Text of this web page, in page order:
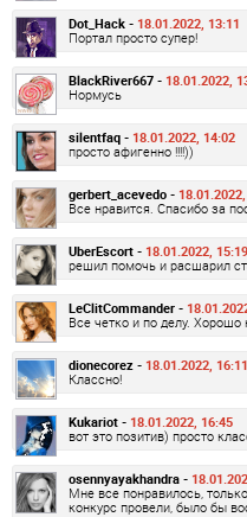
Dot_Hack - 18.01.2022, 13:11
Портал просто супер!
BlackRiver667 - 18.01.2022,
Нормусь
silentfaq - 18.01.2022, 14:02
просто афигенно !!!!))
gerbert_acevedo -
Все нравится. Спасибо за
UberEscort - 18.01.2022, 15:19
решил помочь и расшарил
LeClitCommander -
Все четко и по делу. Хорошо
dionecorez - 18.01.2022, 16:11
Классно!
Kukariot - 18.01.2022, 16:45
вот это позитив) просто
osennyayakhandra -
Мне все понравилось,
конкурс провели, было бы